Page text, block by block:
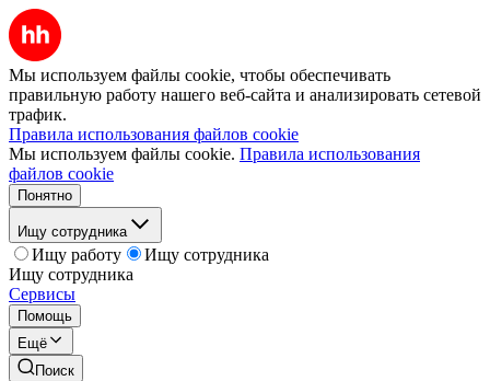
Мы используем файлы cookie, чтобы обеспечивать
правильную работу нашего веб-сайта и анализировать сетевой
трафик.
Правила использования файлов cookie
Мы используем файлы cookie. Правила использования
файлов cookie
Понятно
Ищу сотрудника
Ищу работу
Ищу сотрудника
Ищу сотрудника
Сервисы
Помощь
Ещё
Поиск